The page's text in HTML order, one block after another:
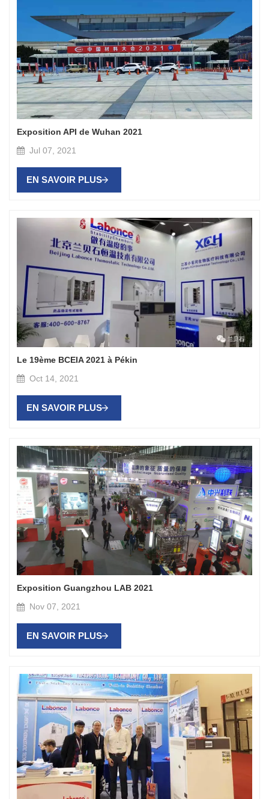
Exposition API de Wuhan 2021
Jul 07, 2021
EN SAVOIR PLUS
Le 19ème BCEIA 2021 à Pékin
Oct 14, 2021
EN SAVOIR PLUS
Exposition Guangzhou LAB 2021
Nov 07, 2021
EN SAVOIR PLUS